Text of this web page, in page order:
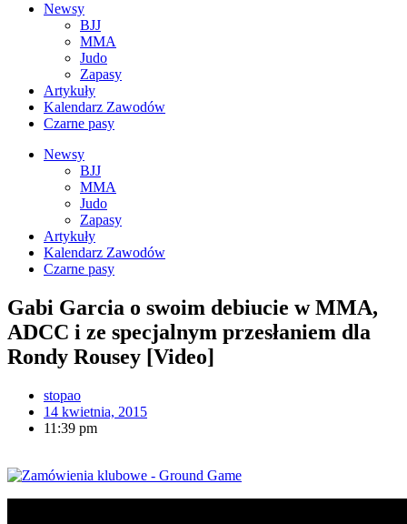
Newsy
BJJ
MMA
Judo
Zapasy
Artykuły
Kalendarz Zawodów
Czarne pasy
Newsy
BJJ
MMA
Judo
Zapasy
Artykuły
Kalendarz Zawodów
Czarne pasy
Gabi Garcia o swoim debiucie w MMA,
ADCC i ze specjalnym przesłaniem dla
Rondy Rousey [Video]
stopao
14 kwietnia, 2015
11:39 pm